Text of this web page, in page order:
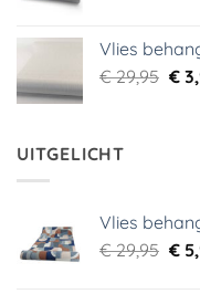
€
Vlies
€29,95 €
UITGELICHT
Vlies
€29,95 €